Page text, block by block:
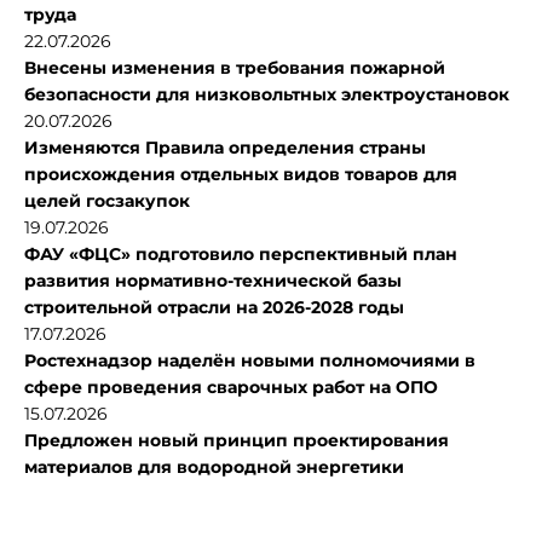
труда
22.07.2026
Внесены изменения в требования пожарной
безопасности для низковольтных электроустановок
20.07.2026
Изменяются Правила определения страны
происхождения отдельных видов товаров для
целей госзакупок
19.07.2026
ФАУ «ФЦС» подготовило перспективный план
развития нормативно-технической базы
строительной отрасли на 2026-2028 годы
17.07.2026
Ростехнадзор наделён новыми полномочиями в
сфере проведения сварочных работ на ОПО
15.07.2026
Предложен новый принцип проектирования
материалов для водородной энергетики